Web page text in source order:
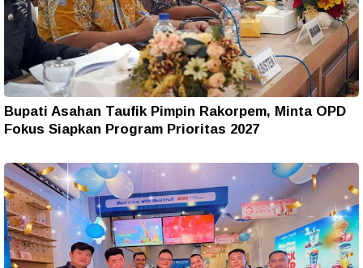
Bupati Asahan Taufik Pimpin Rakorpem, Minta OPD
Fokus Siapkan Program Prioritas 2027